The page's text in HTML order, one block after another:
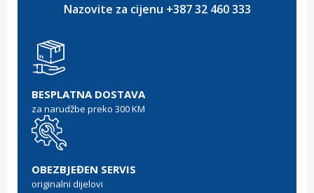
Nazovite za cijenu +387 32 460 333
BESPLATNA DOSTAVA
za narudžbe preko 300 KM
OBEZBJEĐEN SERVIS
originalni dijelovi